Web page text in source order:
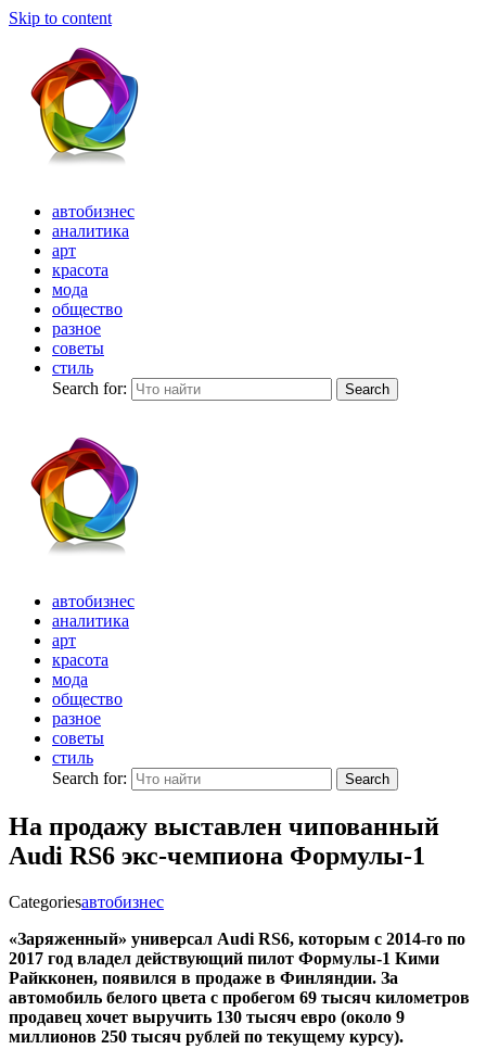
Skip to content
автобизнес
аналитика
арт
красота
мода
общество
разное
советы
стиль
Search for:
Search
автобизнес
аналитика
арт
красота
мода
общество
разное
советы
стиль
Search for:
Search
На продажу выставлен чипованный
Audi RS6 экс-чемпиона Формулы-1
Categoriesавтобизнес
«Заряженный» универсал Audi RS6, которым с 2014-го по
2017 год владел действующий пилот Формулы-1 Кими
Райкконен, появился в продаже в Финляндии. За
автомобиль белого цвета с пробегом 69 тысяч километров
продавец хочет выручить 130 тысяч евро (около 9
миллионов 250 тысяч рублей по текущему курсу).